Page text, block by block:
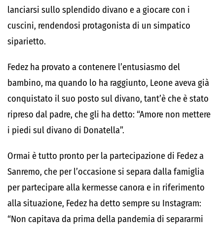
lanciarsi sullo splendido divano e a giocare con i
cuscini, rendendosi protagonista di un simpatico
siparietto.
Fedez ha provato a contenere l’entusiasmo del
bambino, ma quando lo ha raggiunto, Leone aveva già
conquistato il suo posto sul divano, tant’è che è stato
ripreso dal padre, che gli ha detto: “Amore non mettere
i piedi sul divano di Donatella”.
Ormai è tutto pronto per la partecipazione di Fedez a
Sanremo, che per l’occasione si separa dalla famiglia
per partecipare alla kermesse canora e in riferimento
alla situazione, Fedez ha detto sempre su Instagram:
“Non capitava da prima della pandemia di separarmi